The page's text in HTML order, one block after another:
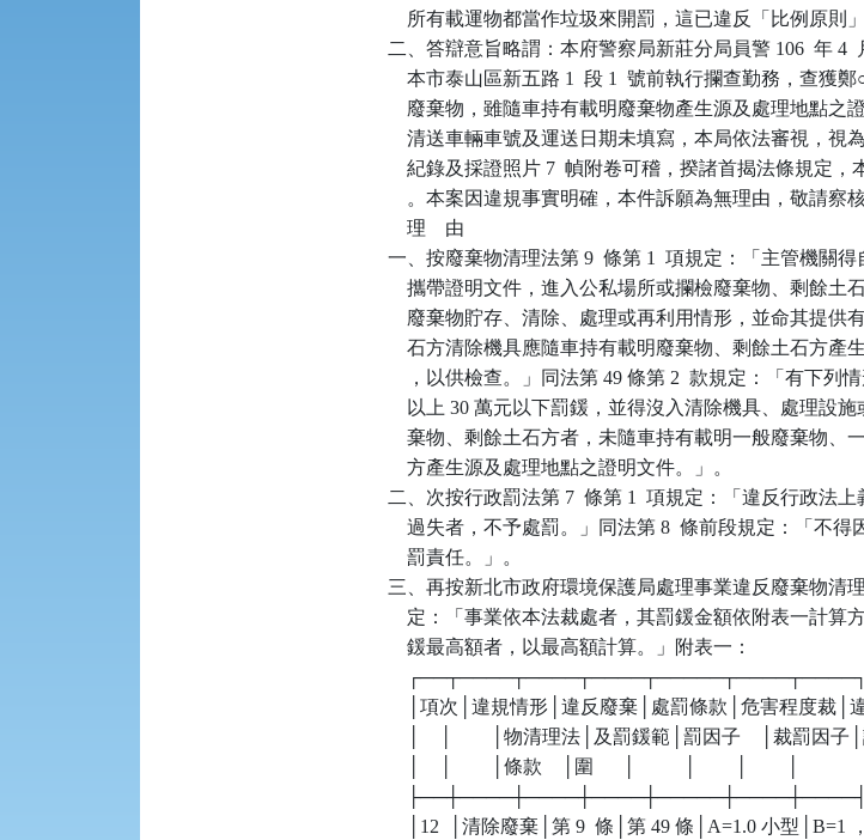
所有載運物都當作垃圾來開罰，這已違反「比例原則」
二、答辯意旨略謂：本府警察局新莊分局員警 106  年 4
本市泰山區新五路 1  段 1  號前執行攔查勤務，查獲
廢棄物，雖隨車持有載明廢棄物產生源及處理地點之
清送車輛車號及運送日期未填寫，本局依法審視，視
紀錄及採證照片 7  幀附卷可稽，揆諸首揭法條規定
。本案因違規事實明確，本件訴願為無理由，敬請察
    理    由
一、按廢棄物清理法第 9  條第 1  項規定：「主管機關
攜帶證明文件，進入公私場所或攔檢廢棄物、剩餘土
廢棄物貯存、清除、處理或再利用情形，並命其提供
石方清除機具應隨車持有載明廢棄物、剩餘土石方產
，以供檢查。」同法第 49 條第 2  款規定：「有下列
以上 30 萬元以下罰鍰，並得沒入清除機具、處理
棄物、剩餘土石方者，未隨車持有載明一般廢棄物、
    方產生源及處理地點之證明文件。」。
二、次按行政罰法第 7  條第 1  項規定：「違反行政法
過失者，不予處罰。」同法第 8  條前段規定：「不
    罰責任。」。
三、再按新北市政府環境保護局處理事業違反廢棄物清
定：「事業依本法裁處者，其罰鍰金額依附表一計算
    鍰最高額者，以最高額計算。」附表一：
    ┌──┬────┬────┬────┬─────┬────┬────┐
│項次│違規情形│違反廢棄│處罰條款│危害程度裁│
│    │        │物清理法│及罰鍰範│罰因子    │裁罰因子
    │    │        │條款    │圍      │          │        │        │
    ├──┼────┼────┼────┼─────┼────┼────┤
│12  │清除廢棄│第 9  條│第 49 條│A=1.0 小型│B=1